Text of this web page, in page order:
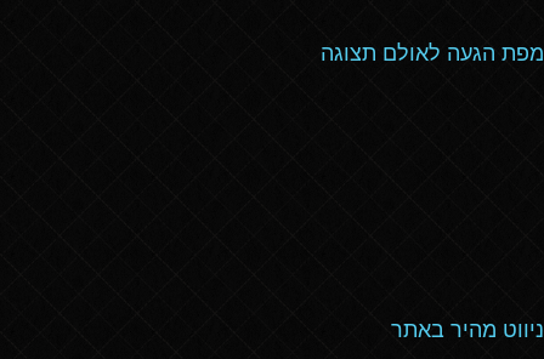
מפת הגעה לאולם תצוגה
ניווט מהיר באתר